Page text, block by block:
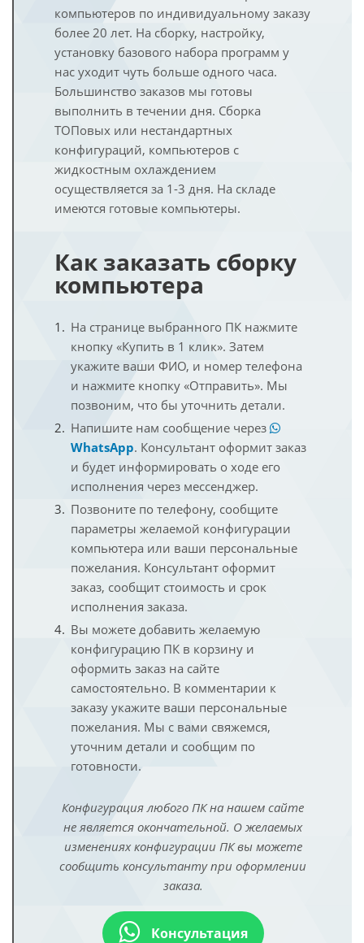
компьютеров по индивидуальному заказу
более 20 лет. На сборку, настройку,
установку базового набора программ у
нас уходит чуть больше одного часа.
Большинство заказов мы готовы
выполнить в течении дня. Сборка
ТОПовых или нестандартных
конфигураций, компьютеров с
жидкостным охлаждением
осуществляется за 1-3 дня. На складе
имеются готовые компьютеры.
Как заказать сборку
компьютера
На странице выбранного ПК нажмите
кнопку «Купить в 1 клик». Затем
укажите ваши ФИО, и номер телефона
и нажмите кнопку «Отправить». Мы
позвоним, что бы уточнить детали.
Напишите нам сообщение через
WhatsApp. Консультант оформит заказ
и будет информировать о ходе его
исполнения через мессенджер.
Позвоните по телефону, сообщите
параметры желаемой конфигурации
компьютера или ваши персональные
пожелания. Консультант оформит
заказ, сообщит стоимость и срок
исполнения заказа.
Вы можете добавить желаемую
конфигурацию ПК в корзину и
оформить заказ на сайте
самостоятельно. В комментарии к
заказу укажите ваши персональные
пожелания. Мы с вами свяжемся,
уточним детали и сообщим по
готовности.
Конфигурация любого ПК на нашем сайте
не является окончательной. О желаемых
изменениях конфигурации ПК вы можете
сообщить консультанту при оформлении
заказа.
Консультация